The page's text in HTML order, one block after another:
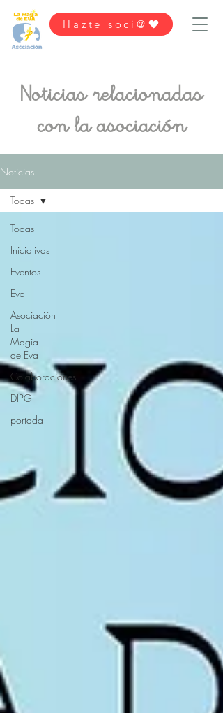
Hazte soci@
Noticias relacionadas
con la asociación
Noticias
Todas
Iniciativas
Eventos
Eva
Asociación
La
Magia
de Eva
Colaboraciones
DIPG
portada
Todas